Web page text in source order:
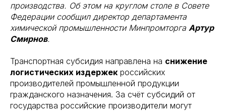
производства. Об этом на круглом столе в Совете
Федерации сообщил директор департамента
химической промышленности Минпромторга Артур
Смирнов.
Транспортная субсидия направлена на снижение
логистических издержек российских
производителей промышленной продукции
гражданского назначения. За счёт субсидий от
государства российские производители могут